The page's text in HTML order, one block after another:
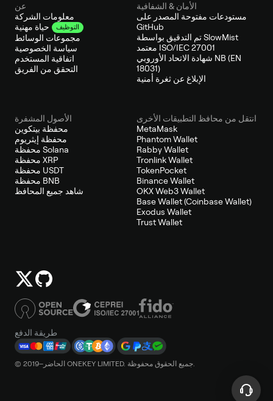
عن
معلومات الشركة
حياة مهنية
التوظيف
مجموعات الوسائط
سياسة الخصوصية
اتفاقية المستخدم
التحقق من الفريق
الأمان & الشفافية
مستودعات مفتوحة المصدر على
GitHub
تم التدقيق بواسطة SlowMist
معتمد ISO/IEC 27001
شهادة الاتحاد الأوروبي NB (EN
18031)
الإبلاغ عن ثغرة أمنية
الأصول المشفرة
محفظة بيتكوين
محفظة إيثريوم
محفظة Solana
محفظة XRP
محفظة USDT
محفظة BNB
شاهد جميع المحافظ
انتقل من محافظ التطبيقات الأخرى
MetaMask
Phantom Wallet
Rabby Wallet
Tronlink Wallet
TokenPocket
Binance Wallet
OKX Web3 Wallet
Base Wallet (Coinbase Wallet)
Exodus Wallet
Trust Wallet
طريقة الدفع